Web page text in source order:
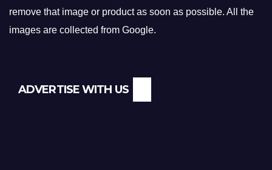
remove that image or product as soon as possible. All the
images are collected from Google.
ADVERTISE WITH US